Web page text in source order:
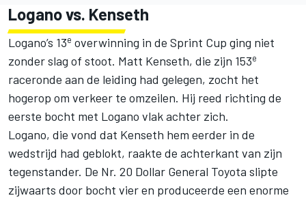
Logano vs. Kenseth
Logano’s 13e overwinning in de Sprint Cup ging niet
zonder slag of stoot. Matt Kenseth, die zijn 153e
raceronde aan de leiding had gelegen, zocht het
hogerop om verkeer te omzeilen. Hij reed richting de
eerste bocht met Logano vlak achter zich.
Logano, die vond dat Kenseth hem eerder in de
wedstrijd had geblokt, raakte de achterkant van zijn
tegenstander. De Nr. 20 Dollar General Toyota slipte
zijwaarts door bocht vier en produceerde een enorme